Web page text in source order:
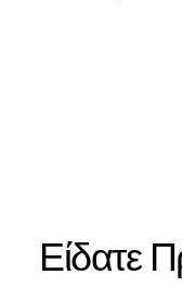
Είδατε